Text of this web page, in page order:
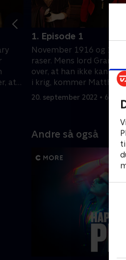
at
1. Episode 1
November 1916 og 1.
raser. Mens lord
over, at han ikke kan få
i krig, kommer Matthew
orlov.
20. september 2022 • 66 min
Andre så også